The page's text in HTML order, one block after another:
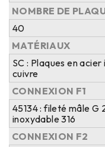
NOMBRE DE
40
MATÉRIAUX
SC : Plaques en
cuivre
CONNEXION F1
45134 : fileté mâle G
inoxydable 316
CONNEXION F2